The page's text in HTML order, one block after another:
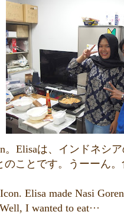
。 Elisaは、インドネシ
のことです。うーーん
Elisa made Nasi
I wanted to eat···